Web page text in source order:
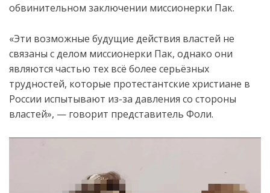
обвинительном заключении миссионерки Пак.
«Эти возможные будущие действия властей не
связаны с делом миссионерки Пак, однако они
являются частью тех всё более серьёзных
трудностей, которые протестантские христиане в
России испытывают из-за давления со стороны
властей», — говорит представитель Фоли.